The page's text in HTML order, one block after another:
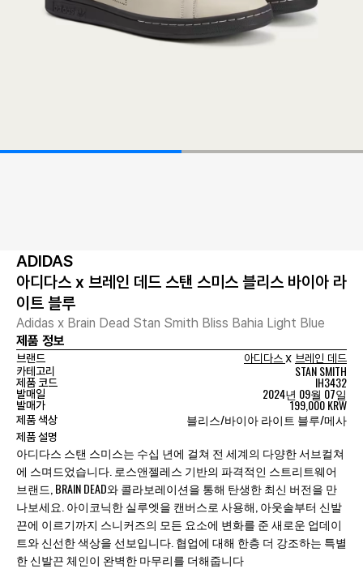
ADIDAS
아디다스 x 브레인 데드 스탠 스미스 블리스 바이아 라
이트 블루
Adidas x Brain Dead Stan Smith Bliss Bahia Light Blue
제품 정보
브랜드 아디다스x 브레인 데드
카테고리
STAN SMITH
제품 코드 IH3432
발매일 2024년 09월 07일
발매가 199,000 KRW
제품 색상 블리스/바이아 라이트 블루/메사
제품 설명
아디다스 스탠 스미스는 수십 년에 걸쳐 전 세계의 다양한 서브컬쳐
에 스며드었습니다. 로스앤젤레스 기반의 파격적인 스트리트웨어
브랜드, BRAIN DEAD와 콜라보레이션을 통해 탄생한 최신 버전을 만
나보세요. 아이코닉한 실루엣을 캔버스로 사용해, 아웃솔부터 신발
끈에 이르기까지 스니커즈의 모든 요소에 변화를 준 새로운 업데이
트와 신선한 색상을 선보입니다. 협업에 대해 한층 더 강조하는 특별
한 신발끈 체인이 완벽한 마무리를 더해줍니다